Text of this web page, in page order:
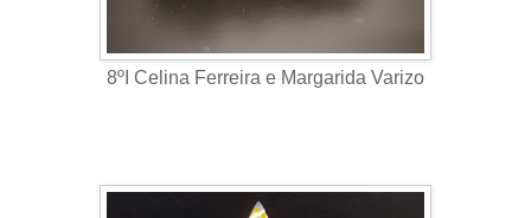
8ºI Celina Ferreira e Margarida Varizo